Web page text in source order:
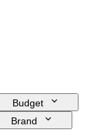
Budget
Brand